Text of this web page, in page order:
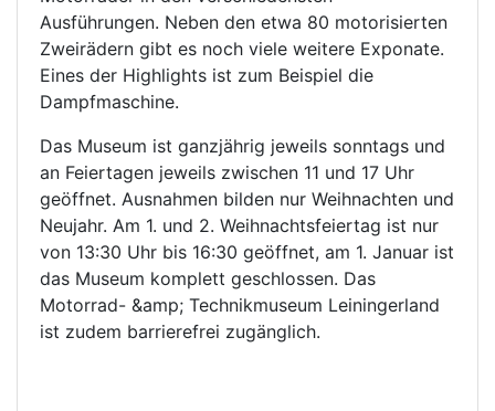
Ausführungen. Neben den etwa 80 motorisierten
Zweirädern gibt es noch viele weitere Exponate.
Eines der Highlights ist zum Beispiel die
Dampfmaschine.
Das Museum ist ganzjährig jeweils sonntags und
an Feiertagen jeweils zwischen 11 und 17 Uhr
geöffnet. Ausnahmen bilden nur Weihnachten und
Neujahr. Am 1. und 2. Weihnachtsfeiertag ist nur
von 13:30 Uhr bis 16:30 geöffnet, am 1. Januar ist
das Museum komplett geschlossen. Das
Motorrad- &amp; Technikmuseum Leiningerland
ist zudem barrierefrei zugänglich.